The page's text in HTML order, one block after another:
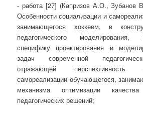
- работа [27] (Капризов А.О., Зубанов
Особенности социализации и
занимающегося хоккеем, в
педагогического
специфику проектирования и
задач современной
отражающей
самореализации обучающегося,
механизма оптимизации качества
педагогических решений;